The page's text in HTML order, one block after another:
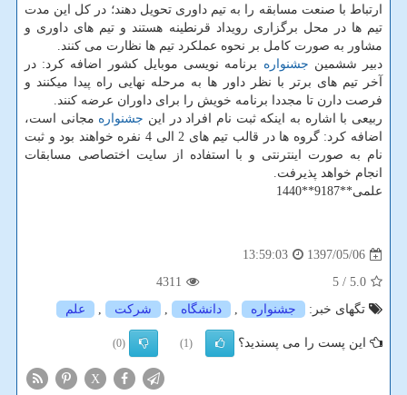
ارتباط با صنعت مسابقه را به تیم داوری تحویل دهند؛ در كل این مدت
تیم ها در محل برگزاری رویداد قرنطینه هستند و تیم های داوری و
مشاور به صورت كامل بر نحوه عملكرد تیم ها نظارت می كنند.
دبیر ششمین جشنواره برنامه نویسی موبایل كشور اضافه كرد: در
آخر تیم های برتر با نظر داور ها به مرحله نهایی راه پیدا میكنند و
فرصت دارن تا مجددا برنامه خویش را برای داوران عرضه كنند.
ربیعی با اشاره به اینكه ثبت نام افراد در این جشنواره مجانی است،
اضافه كرد: گروه ها در قالب تیم های 2 الی 4 نفره خواهند بود و ثبت
نام به صورت اینترنتی و با استفاده از سایت اختصاصی مسابقات
انجام خواهد پذیرفت.
علمی**9187**1440
1397/05/06
13:59:03
5.0
/ 5
4311
تگهای خبر:
جشنواره , دانشگاه , شركت , علم
این پست را می پسندید؟ (1)
(0)
X